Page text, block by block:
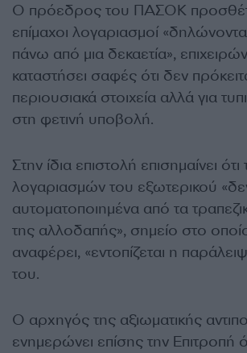
Ο πρόεδρος του ΠΑΣΟΚ
επίμαχοι λογαριασμοί
πάνω από μια δεκαετία»,
καταστήσει σαφές ότι δεν
περιουσιακά στοιχεία αλλά για
στη φετινή υποβολή.
Στην ίδια επιστολή επισημαίνει
λογαριασμών του εξωτερικού
αυτοματοποιημένα από τα
της αλλοδαπής», σημείο στο
αναφέρει, «εντοπίζεται η
του.
Ο αρχηγός της αξιωματικής
ενημερώνει επίσης την Επιτροπή